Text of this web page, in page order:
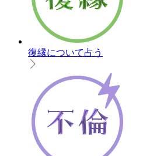
復縁について占う